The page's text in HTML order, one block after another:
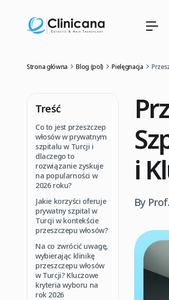
Strona główna Blog (pol) Pielęgnacja
Treść
Co to jest przeszczep
włosów w prywatnym
szpitalu w Turcji i
dlaczego to
rozwiązanie zyskuje
na popularności w
2026 roku?
Jakie korzyści oferuje
prywatny szpital w
Turcji w kontekście
przeszczepu włosów?
Na co zwrócić uwagę,
wybierając klinikę
przeszczepu włosów
w Turcji? Kluczowe
kryteria wyboru na
rok 2026
i
By